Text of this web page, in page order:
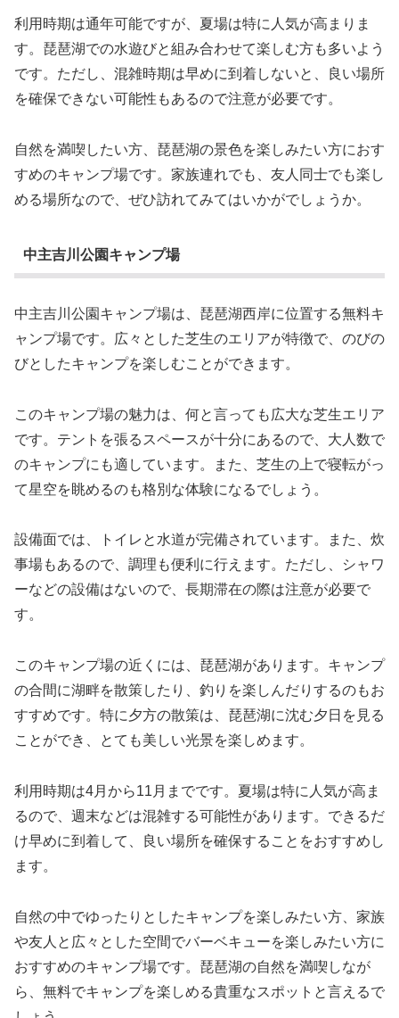
利用時期は通年可能ですが、夏場は特に人気が高まりま
す。琵琶湖での水遊びと組み合わせて楽しむ方も多いよう
です。ただし、混雑時期は早めに到着しないと、良い場所
を確保できない可能性もあるので注意が必要です。
自然を満喫したい方、琵琶湖の景色を楽しみたい方におす
すめのキャンプ場です。家族連れでも、友人同士でも楽し
める場所なので、ぜひ訪れてみてはいかがでしょうか。
中主吉川公園キャンプ場
中主吉川公園キャンプ場は、琵琶湖西岸に位置する無料キ
ャンプ場です。広々とした芝生のエリアが特徴で、のびの
びとしたキャンプを楽しむことができます。
このキャンプ場の魅力は、何と言っても広大な芝生エリア
です。テントを張るスペースが十分にあるので、大人数で
のキャンプにも適しています。また、芝生の上で寝転がっ
て星空を眺めるのも格別な体験になるでしょう。
設備面では、トイレと水道が完備されています。また、炊
事場もあるので、調理も便利に行えます。ただし、シャワ
ーなどの設備はないので、長期滞在の際は注意が必要で
す。
このキャンプ場の近くには、琵琶湖があります。キャンプ
の合間に湖畔を散策したり、釣りを楽しんだりするのもお
すすめです。特に夕方の散策は、琵琶湖に沈む夕日を見る
ことができ、とても美しい光景を楽しめます。
利用時期は4月から11月までです。夏場は特に人気が高ま
るので、週末などは混雑する可能性があります。できるだ
け早めに到着して、良い場所を確保することをおすすめし
ます。
自然の中でゆったりとしたキャンプを楽しみたい方、家族
や友人と広々とした空間でバーベキューを楽しみたい方に
おすすめのキャンプ場です。琵琶湖の自然を満喫しなが
ら、無料でキャンプを楽しめる貴重なスポットと言えるで